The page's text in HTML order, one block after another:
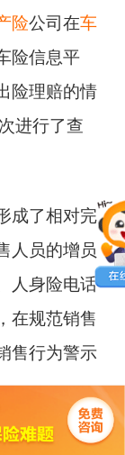
险公司在车
险信息平
险理赔的情
进行了查
成了相对完
人员的增员
人身险电话
在规范销售
售行为警示